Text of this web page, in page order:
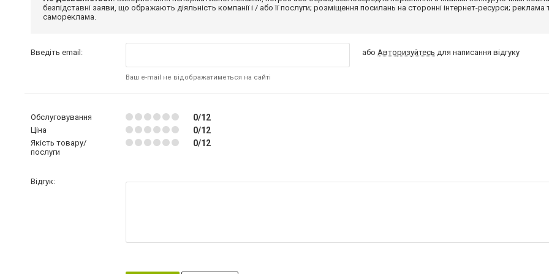
безпідставні заяви, що ображають діяльність компанії і / або її послуги; розміщення посилань на сторонні інтернет-ресурси; реклама
самореклама.
Введіть email:
Ваш e-mail не відображатиметься на сайті
абоАвторизуйтесь для написання відгуку
Обслуговування 0/12
Ціна 0/12
Якість товару/
послуги
0/12
Відгук: